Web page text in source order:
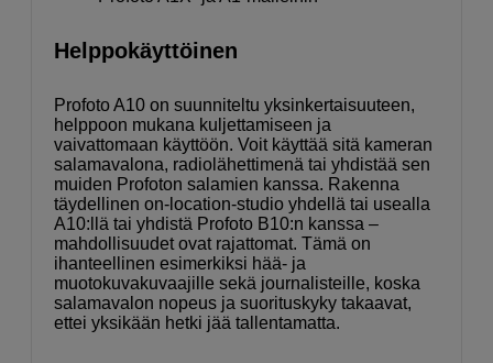
Helppokäyttöinen
Profoto A10 on suunniteltu yksinkertaisuuteen,
helppoon mukana kuljettamiseen ja
vaivattomaan käyttöön. Voit käyttää sitä kameran
salamavalona, radiolähettimenä tai yhdistää sen
muiden Profoton salamien kanssa. Rakenna
täydellinen on-location-studio yhdellä tai usealla
A10:llä tai yhdistä Profoto B10:n kanssa –
mahdollisuudet ovat rajattomat. Tämä on
ihanteellinen esimerkiksi hää- ja
muotokuvakuvaajille sekä journalisteille, koska
salamavalon nopeus ja suorituskyky takaavat,
ettei yksikään hetki jää tallentamatta.